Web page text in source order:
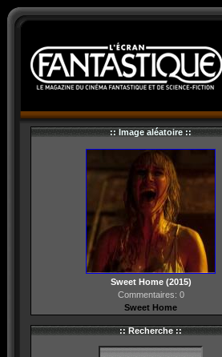
:: Image aléatoire ::
Sweet Home (2015)
Commentaires: 0
Sweet Home
:: Recherche ::